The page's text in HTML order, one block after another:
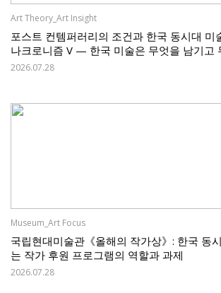
Art Theory_Art Insight
포스트 컨템퍼러리의 조건과 한국 동시대 미
나크로니즘 V — 한국 미술은 무엇을 남기고
가
2026.07.28
Museum_Art Focus
국립현대미술관《올해의 작가상》: 한국 동
는 작가 후원 프로그램의 역할과 과제
2026.07.28